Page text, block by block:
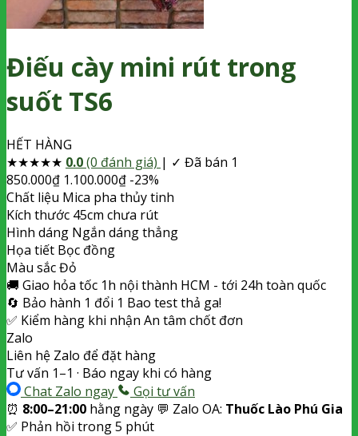
Điếu cày mini rút trong
suốt TS6
HẾT HÀNG
★★★★★ 0.0(0 đánh giá) | ✓ Đã bán 1
850.000₫ 1.100.000₫ -23%
Chất liệu Mica pha thủy tinh
Kích thước 45cm chưa rút
Hình dáng Ngắn dáng thẳng
Họa tiết Bọc đồng
Màu sắcĐỏ
🚚 Giao hỏa tốc 1h nội thành HCM - tới 24h toàn quốc
🔄 Bảo hành 1 đổi 1 Bao test thả ga!
✅ Kiểm hàng khi nhận An tâm chốt đơn
Zalo
Liên hệ Zalo để đặt hàng
Tư vấn 1–1 · Báo ngay khi có hàng
Chat Zalo ngay
Gọi tư vấn
⏰ 8:00–21:00 hằng ngày 💬 Zalo OA: Thuốc Lào Phú Gia
✅ Phản hồi trong 5 phút